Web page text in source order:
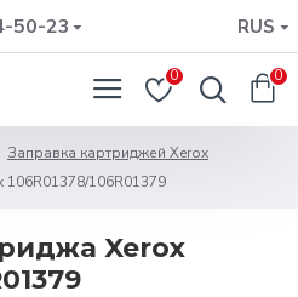
50-23 RUS
0 0
Заправка картриджей Xerox
106R01379
Xerox